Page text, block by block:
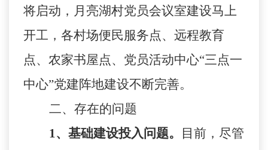
将启动，月亮湖村党员会议室建设马上
开工，各村场便民服务点、远程教育
点、农家书屋点、党员活动中心“三点一
中心”党建阵地建设不断完善。
二、存在的问题
1、基础建设投入问题。
目前，尽管